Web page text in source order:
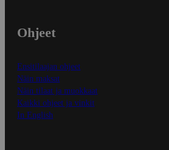
Ohjeet
Ensitilaajan ohjeet
Näin maksat
Näin tilaat ja muokkaat
Kaikki ohjeet ja vinkit
In English